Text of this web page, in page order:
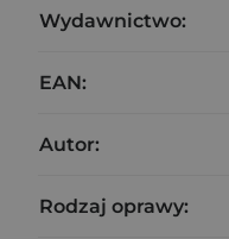
Wydawnictwo:
EAN:
Autor:
Rodzaj oprawy: